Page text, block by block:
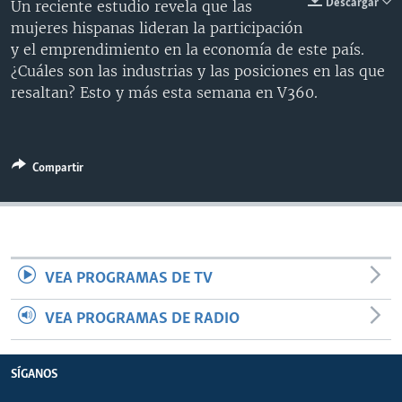
VENEZUELA
BRASIL
NICARAGUA
ECONOMÍA
ENTRETENIMIENTO Y CULTURA
TECNOLOGÍA
MULTIMEDIA
VIDEOS
FOTOGRAFÍA
PROGRAMAS TV
EL MUNDO AL DÍA
LAS CLAVES
PANORAMA
RADIO
BUENOS DÍAS AMÉRICA
ESTADOS UNIDOS AL DÍA
FORO [RADIO]
DEPORTIVO INTERNACIONAL
NOTA ECONÓMICA
ENTRETENIMIENTO
Idiomas
Descargar
Un reciente estudio revela que las
mujeres hispanas lideran la participación
y el emprendimiento en la economía de este país.
¿Cuáles son las industrias y las posiciones en las que
resaltan? Esto y más esta semana en V360.
Compartir
VEA PROGRAMAS DE TV
VEA PROGRAMAS DE RADIO
SÍGANOS